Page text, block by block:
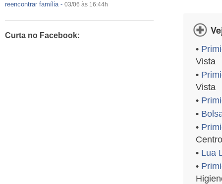
reencontrar família- 03/06 às 16:44h
•Exército egípcio diz que encontrou destroços de
Curta no Facebook:
•
Vista
•
Vista
•
•
•
Centro
• Lua
•